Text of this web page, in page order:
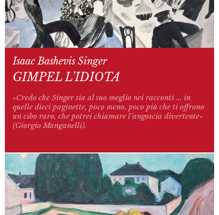
Isaac Bashevis Singer
GIMPEL L’IDIOTA
«Credo che Singer sia al suo meglio nei racconti ... in
quelle dieci paginette, poco meno, poco più che ti offrono
un cibo raro, che potrei chiamare l’angoscia divertente»
(Giorgio Manganelli).